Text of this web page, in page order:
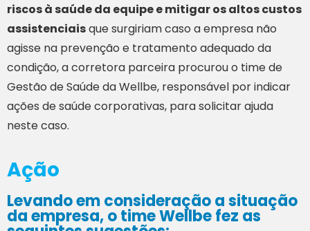
riscos à saúde da equipe e mitigar os altos custos
assistenciaisque surgiriam caso a empresa não
agisse na prevenção e tratamento adequado da
condição, a corretora parceira procurou o time de
Gestão de Saúde da Wellbe, responsável por indicar
ações de saúde corporativas, para solicitar ajuda
neste caso.
Ação
Levando em consideração a situação
da empresa, o time Wellbe fez as